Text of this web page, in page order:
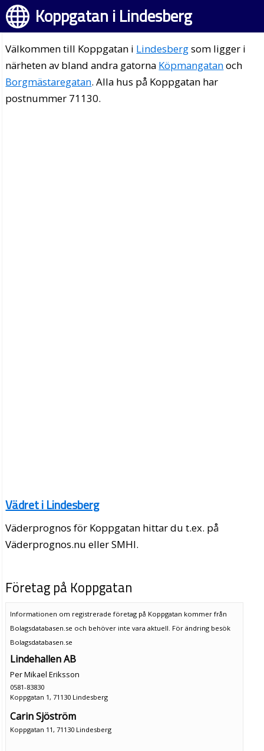
Koppgatan i Lindesberg
Välkommen till Koppgatan i Lindesbergsom ligger i
närheten av bland andra gatorna Köpmangatanoch
Borgmästaregatan. Alla hus på Koppgatan har
postnummer 71130.
Vädret i Lindesberg
Väderprognos för Koppgatan hittar du t.ex. på
Väderprognos.nu eller SMHI.
Företag på Koppgatan
Informationen om registrerade företag på Koppgatan kommer från
Bolagsdatabasen.se och behöver inte vara aktuell. För ändring besök
Bolagsdatabasen.se
Lindehallen AB
Per Mikael Eriksson
0581-83830
Koppgatan 1, 71130 Lindesberg
Carin Sjöström
Koppgatan 11, 71130 Lindesberg